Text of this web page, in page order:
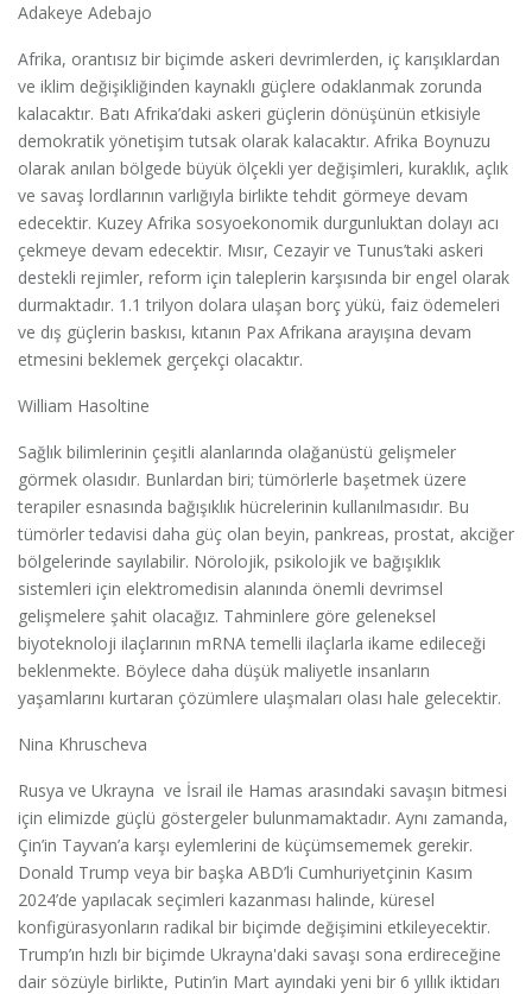
Adakeye Adebajo
Afrika, orantısız bir biçimde askeri devrimlerden, iç karışıklardan
ve iklim değişikliğinden kaynaklı güçlere odaklanmak zorunda
kalacaktır. Batı Afrika’daki askeri güçlerin dönüşünün etkisiyle
demokratik yönetişim tutsak olarak kalacaktır. Afrika Boynuzu
olarak anılan bölgede büyük ölçekli yer değişimleri, kuraklık, açlık
ve savaş lordlarının varlığıyla birlikte tehdit görmeye devam
edecektir. Kuzey Afrika sosyoekonomik durgunluktan dolayı acı
çekmeye devam edecektir. Mısır, Cezayir ve Tunus’taki askeri
destekli rejimler, reform için taleplerin karşısında bir engel olarak
durmaktadır. 1.1 trilyon dolara ulaşan borç yükü, faiz ödemeleri
ve dış güçlerin baskısı, kıtanın Pax Afrikana arayışına devam
etmesini beklemek gerçekçi olacaktır.
William Hasoltine
Sağlık bilimlerinin çeşitli alanlarında olağanüstü gelişmeler
görmek olasıdır. Bunlardan biri; tümörlerle başetmek üzere
terapiler esnasında bağışıklık hücrelerinin kullanılmasıdır. Bu
tümörler tedavisi daha güç olan beyin, pankreas, prostat, akciğer
bölgelerinde sayılabilir. Nörolojik, psikolojik ve bağışıklık
sistemleri için elektromedisin alanında önemli devrimsel
gelişmelere şahit olacağız. Tahminlere göre geleneksel
biyoteknoloji ilaçlarının mRNA temelli ilaçlarla ikame edileceği
beklenmekte. Böylece daha düşük maliyetle insanların
yaşamlarını kurtaran çözümlere ulaşmaları olası hale gelecektir.
Nina Khruscheva
Rusya ve Ukrayna ve İsrail ile Hamas arasındaki savaşın bitmesi
için elimizde güçlü göstergeler bulunmamaktadır. Aynı zamanda,
Çin’in Tayvan’a karşı eylemlerini de küçümsememek gerekir.
Donald Trump veya bir başka ABD’li Cumhuriyetçinin Kasım
2024’de yapılacak seçimleri kazanması halinde, küresel
konfigürasyonların radikal bir biçimde değişimini etkileyecektir.
Trump’ın hızlı bir biçimde Ukrayna'daki savaşı sona erdireceğine
dair sözüyle birlikte, Putin’in Mart ayındaki yeni bir 6 yıllık iktidarı